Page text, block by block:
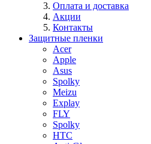
Оплата и доставка
Акции
Контакты
Защитные пленки
Acer
Apple
Asus
Spolky
Meizu
Explay
FLY
Spolky
HTC